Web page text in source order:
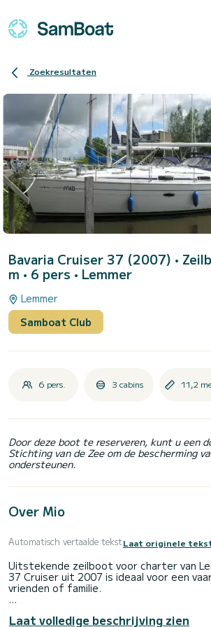
Zoekresultaten
Bavaria Cruiser 37 (2007) •
m • 6 pers • Lemmer
Lemmer
Samboat Club
6 pers. 3 cabins 11,2
Door deze boot te reserveren, kunt u een
Stichting van de Zee om de bescherming
ondersteunen.
Over Mio
Automatisch vertaalde tekstLaat originele
Uitstekende zeilboot voor charter van
37 Cruiser uit 2007 is ideaal voor een
vrienden of familie.
van 6 Personen. Met een totale lengte
Laat volledige beschrijving zien